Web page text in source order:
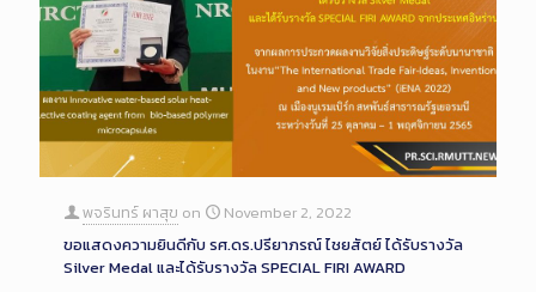
พจรินทร์ ผาสุข on
November 2, 2022
ขอแสดงความยินดีกับ รศ.ดร.ปรียาภรณ์ ไชยสัตย์ ได้รับรางวัล
Silver Medal และได้รับรางวัล SPECIAL FIRI AWARD